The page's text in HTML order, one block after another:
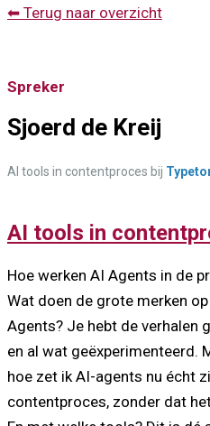
⬅ Terug naar overzicht
Spreker
Sjoerd de Kreij
AI tools in contentproces bij
AI tools in
Hoe werken AI Agents in de
Wat doen de grote merken
Agents? Je hebt de verhalen
en al wat geëxperimenteerd.
hoe zet ik AI-agents nu écht
contentproces, zonder dat